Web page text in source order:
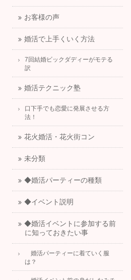
お客様の声
婚活で上手くいく方法
7回結婚ビックダディーがモテる
訳
婚活テクニック塾
口下手でも恋愛に発展させる方
法！
花火婚活・花火街コン
未分類
◆婚活パーティーの種類
◆イベント説明
◆婚活イベントに参加する前
に知っておきたい事
婚活パーティーに着ていく服
は？